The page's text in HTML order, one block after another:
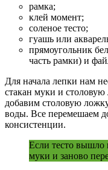
рамка;
клей момент;
соленое тесто;
гуашь или
прямоугольник
часть рамки) и
Для начала лепки нам
стакан муки и
добавим столовую
воды. Все перемешаем
консистенции.
Если тесто вышло
муки и заново